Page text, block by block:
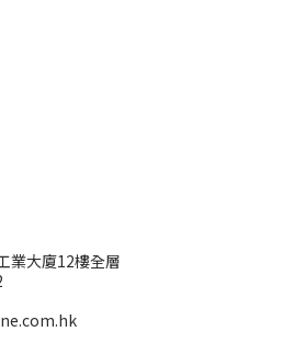
業大廈12樓全層